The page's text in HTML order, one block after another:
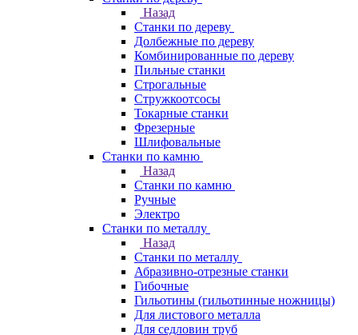
Назад
Станки по дереву
Долбежные по дереву
Комбинированные по дереву
Пильные станки
Строгальные
Стружкоотсосы
Токарные станки
Фрезерные
Шлифовальные
Станки по камню
Назад
Станки по камню
Ручные
Электро
Станки по металлу
Назад
Станки по металлу
Абразивно-отрезные станки
Гибочные
Гильотины (гильотинные ножницы)
Для листового металла
Для седловин труб